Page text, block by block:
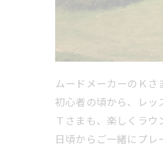
ムードメーカーのＫさ
初心者の頃から、レッ
Ｔさまも、楽しくラウ
日頃からご一緒にプ